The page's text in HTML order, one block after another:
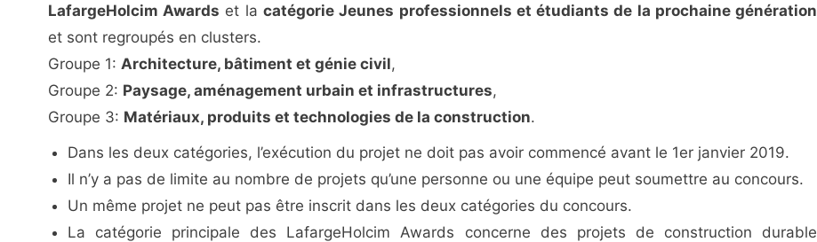
LafargeHolcim Awards et la catégorie Jeunes professionnels et étudiants de la prochaine génération
et sont regroupés en clusters.
Groupe 1: Architecture, bâtiment et génie civil,
Groupe 2: Paysage, aménagement urbain et infrastructures,
Groupe 3: Matériaux, produits et technologies de la construction.
Dans les deux catégories, l’exécution du projet ne doit pas avoir commencé avant le 1er janvier 2019.
Il n’y a pas de limite au nombre de projets qu’une personne ou une équipe peut soumettre au concours.
Un même projet ne peut pas être inscrit dans les deux catégories du concours.
La catégorie principale des LafargeHolcim Awards concerne des projets de construction durable